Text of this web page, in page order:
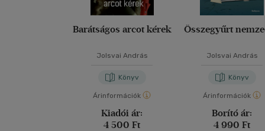
Barátságos arcot kérek
Jolsvai András
Könyv
Árinformációk
Kiadói ár:
4 500 Ft
Összegyűrt
Jolsvai András
Könyv
Árinformációk
Borító ár:
4 990 Ft